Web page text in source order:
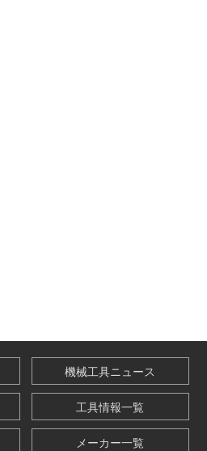
機械工具ニュース
工具情報一覧
メーカー一覧